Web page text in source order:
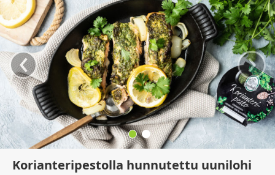
KOTIKOKIT
‹ ›
Korianteripestolla hunnutettu uunilohi